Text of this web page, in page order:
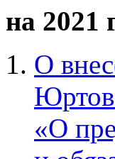
на 2021
О
«О